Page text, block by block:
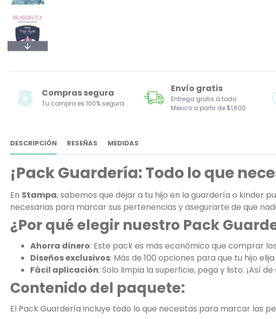
Compras segura
Tu compra es 100% segura
Envío gratis
Entrega gratis a todo
Mexico a partir de $1,600
DESCRIPCIÓN RESEÑAS MEDIDAS
¡Pack Guardería: Todo lo que
En Stampa, sabemos que dejar a tu hijo en la guardería o kinder
necesarias para marcar sus pertenencias y asegurarte de que
¿Por qué elegir nuestro Pack
Ahorra dinero: Este pack es más económico que comprar
Diseños exclusivos: Más de 100 opciones para que tu hijo
Fácil aplicación: Solo limpia la superficie, pega y listo. ¡Así de
Contenido del paquete:
El Pack Guardería incluye todo lo que necesitas para marcar las